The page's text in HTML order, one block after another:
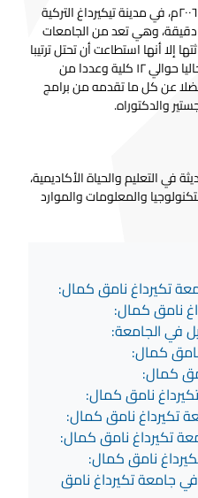
تم تأسيس جامعة نامق كمال عام ٢٠٠٦م، في مدينة تيكيرداغ التركية
مبتعدة عن مركز المدينة حوالي ٢٥ دقيقة، وهي تعد من الجامعات
إلا أنها استطاعت أن تحتل ترتيبا
متقدما بين الجامعات، وهي تضم حاليا حوالي ١٢ كلية وعددا من
عن كل ما تقدمه من برامج
والدكتوراه.
في التعليم والحياة الأكاديمية،
والمعلومات والموارد
تكيرداغ نامق كمال:
نامق كمال:
في الجامعة:
كمال:
كمال:
نامق كمال:
تكيرداغ نامق كمال:
تكيرداغ نامق كمال:
نامق كمال:
جامعة تكيرداغ نامق